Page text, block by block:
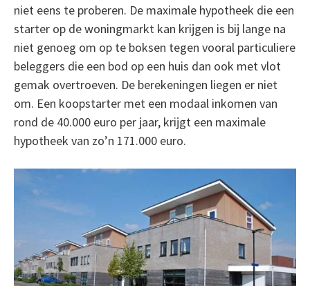
niet eens te proberen. De maximale hypotheek die een
starter op de woningmarkt kan krijgen is bij lange na
niet genoeg om op te boksen tegen vooral particuliere
beleggers die een bod op een huis dan ook met vlot
gemak overtroeven. De berekeningen liegen er niet
om. Een koopstarter met een modaal inkomen van
rond de 40.000 euro per jaar, krijgt een maximale
hypotheek van zo’n 171.000 euro.